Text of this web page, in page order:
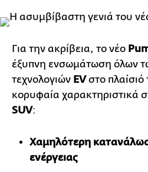
Για την ακρίβεια, το νέο
έξυπνη ενσωμάτωση όλων
τεχνολογιών EVστο πλαίσιό
κορυφαία χαρακτηριστικά
SUV:
Χαμηλότερη
ενέργειας